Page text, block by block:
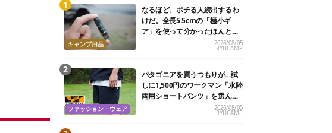
キャンプ用品
なるほど、ポチる人続出するわ
けだ。全長5.5cmの「極小ギ
ア」を使って分かったほんとの
2026/08/05
RYUCAMP
ファッション・ウェア
パタゴニアを買うつもりが…試
しに1,500円のワークマン「水陸
両用ショートパンツ」を選んだ
2026/08/05
RYUCAMP